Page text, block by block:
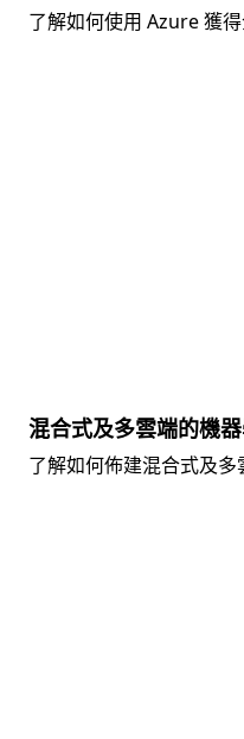
了解如何使用 Azure 獲
混合式及多雲端的機
了解如何佈建混合式及多